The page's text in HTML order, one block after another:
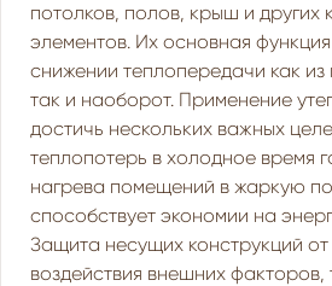
потолков, полов, крыш и других
элементов. Их основная
снижении теплопередачи как
так и наоборот. Применение
достичь нескольких важных
теплопотерь в холодное время
нагрева помещений в жаркую
способствует экономии на
Защита несущих конструкций от
воздействия внешних факторов,